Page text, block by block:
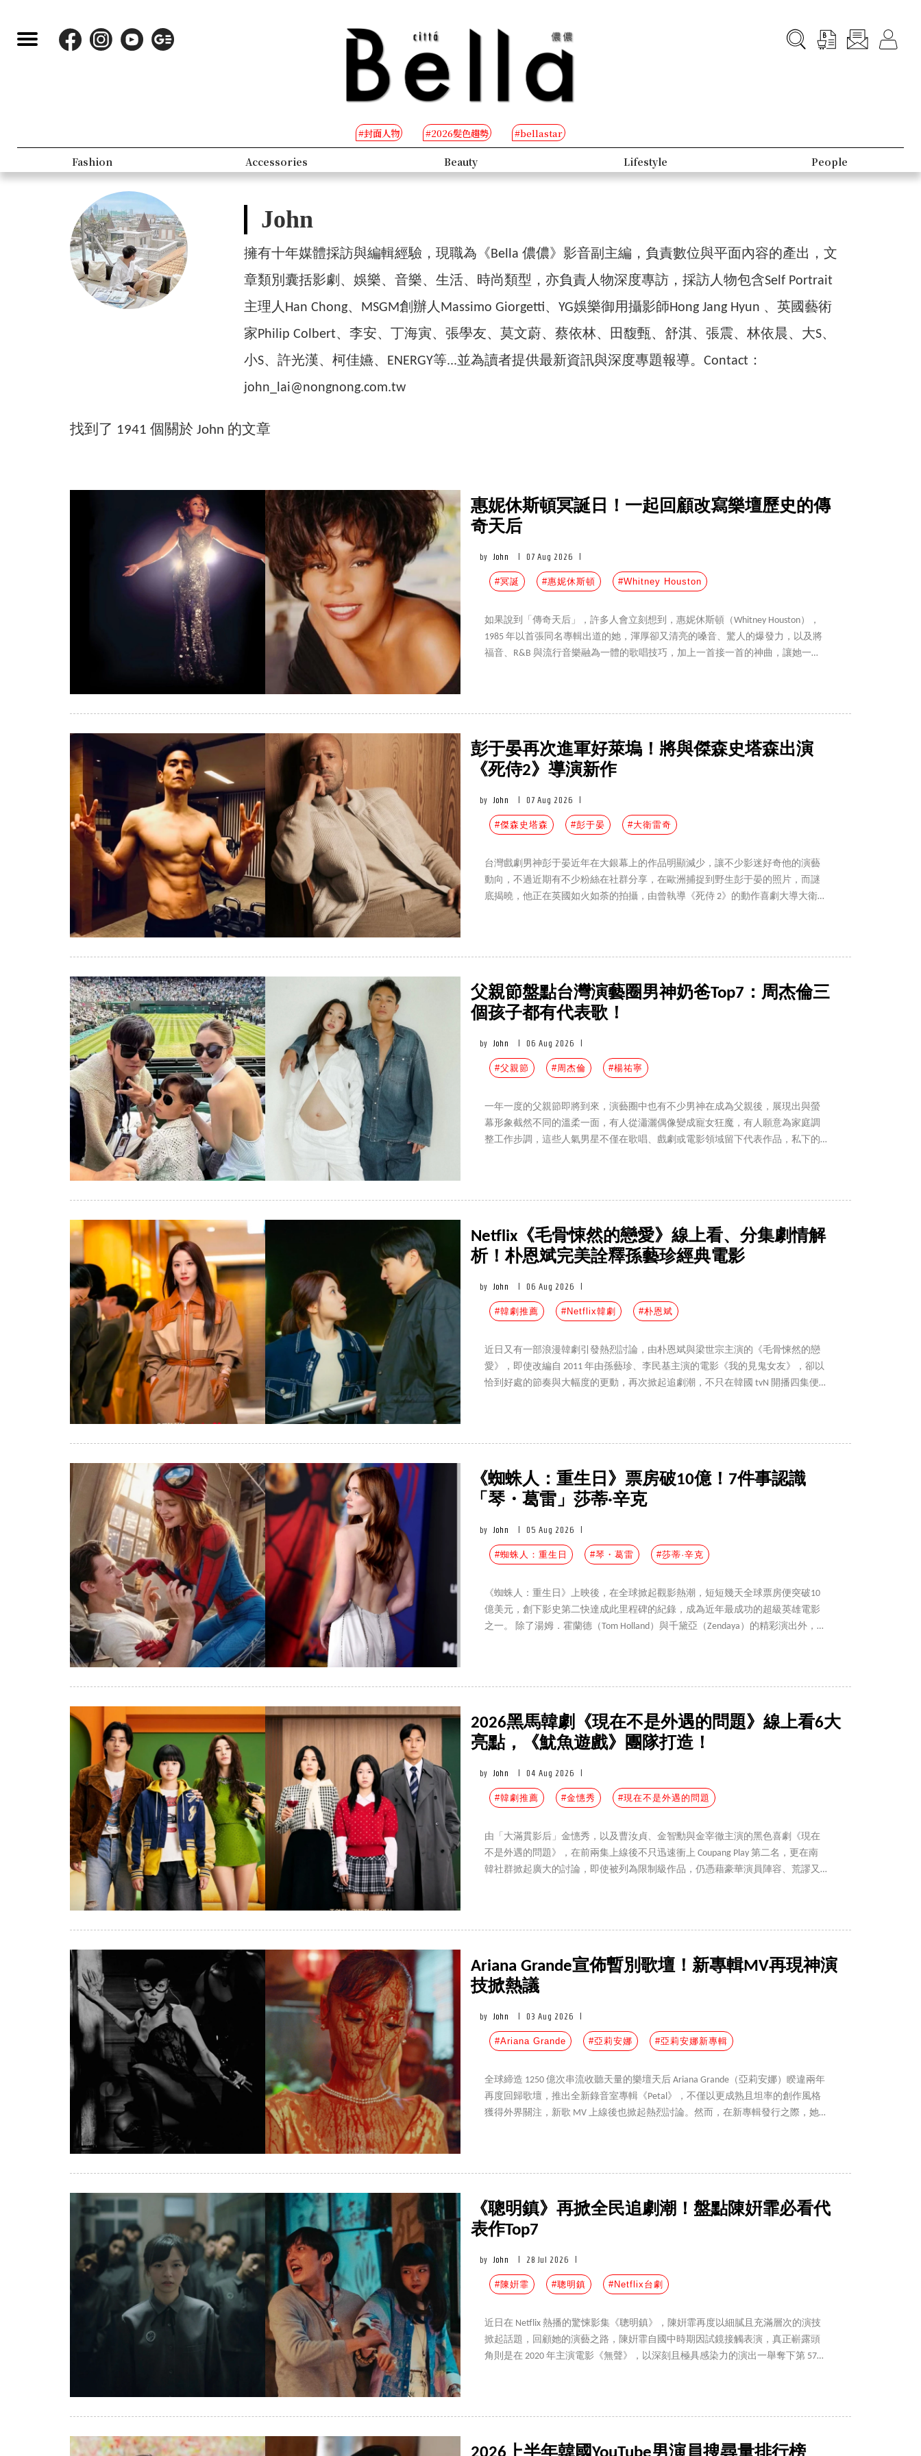
#封面人物 #2026髮色趨勢 #bellastar
Lifestyle People B-TV B-Club Topic
John
擁有十年媒體採訪與編輯經驗，現職為《Bella 儂儂》影音副主編，負責數位與平面內容的產出，文
章類別囊括影劇、娛樂、音樂、生活、時尚類型，亦負責人物深度專訪，採訪人物包含Self Portrait
主理人Han Chong、MSGM創辦人Massimo Giorgetti、YG娛樂御用攝影師Hong Jang Hyun 、英國藝術
家Philip Colbert、李安、丁海寅、張學友、莫文蔚、蔡依林、田馥甄、舒淇、張震、林依晨、大S、
小S、許光漢、柯佳嬿、ENERGY等...並為讀者提供最新資訊與深度專題報導。Contact：
john_lai@nongnong.com.tw
找到了 1941 個關於 John 的文章
惠妮休斯頓冥誕日！一起回顧改寫樂壇歷史的傳
奇天后
by John 07 Aug 2026
#冥誕 #惠妮休斯頓 #Whitney Houston
如果說到「傳奇天后」，許多人會立刻想到，惠妮休斯頓（Whitney Houston），
1985 年以首張同名專輯出道的她，渾厚卻又清亮的嗓音、驚人的爆發力，以及將
福音、R&B 與流行音樂融為一體的歌唱技巧，加上一首接一首的神曲，讓她一步
彭于晏再次進軍好萊塢！將與傑森史塔森出演
《死侍2》導演新作
by John 07 Aug 2026
#傑森史塔森 #彭于晏 #大衛雷奇
台灣戲劇男神彭于晏近年在大銀幕上的作品明顯減少，讓不少影迷好奇他的演藝
動向，不過近期有不少粉絲在社群分享，在歐洲捕捉到野生彭于晏的照片，而謎
底揭曉，他正在英國如火如荼的拍攝，由曾執導《死侍 2》的動作喜劇大導大衛雷
父親節盤點台灣演藝圈男神奶爸Top7：周杰倫三
個孩子都有代表歌！
by John 06 Aug 2026
#父親節 #周杰倫 #楊祐寧
一年一度的父親節即將到來，演藝圈中也有不少男神在成為父親後，展現出與螢
幕形象截然不同的溫柔一面，有人從瀟灑偶像變成寵女狂魔，有人願意為家庭調
整工作步調，這些人氣男星不僅在歌唱、戲劇或電影領域留下代表作品，私下的
Netflix《毛骨悚然的戀愛》線上看、分集劇情解
析！朴恩斌完美詮釋孫藝珍經典電影
by John 06 Aug 2026
#韓劇推薦 #Netflix韓劇 #朴恩斌
近日又有一部浪漫韓劇引發熱烈討論，由朴恩斌與梁世宗主演的《毛骨悚然的戀
愛》，即使改編自 2011 年由孫藝珍、李民基主演的電影《我的見鬼女友》，卻以
恰到好處的節奏與大幅度的更動，再次掀起追劇潮，不只在韓國 tvN 開播四集便
《蜘蛛人：重生日》票房破10億！7件事認識
「琴・葛雷」莎蒂·辛克
by John 05 Aug 2026
#蜘蛛人：重生日 #琴・葛雷 #莎蒂·辛克
《蜘蛛人：重生日》上映後，在全球掀起觀影熱潮，短短幾天全球票房便突破10
億美元，創下影史第二快達成此里程碑的紀錄，成為近年最成功的超級英雄電影
之一。 除了湯姆．霍蘭德（Tom Holland）與千黛亞（Zendaya）的精彩演出外，新
2026黑馬韓劇《現在不是外遇的問題》線上看6大
亮點，《魷魚遊戲》團隊打造！
by John 04 Aug 2026
#韓劇推薦 #金憓秀 #現在不是外遇的問題
由「大滿貫影后」金憓秀，以及曹汝貞、金智勳與金宰徹主演的黑色喜劇《現在
不是外遇的問題》，在前兩集上線後不只迅速衝上 Coupang Play 第二名，更在南
韓社群掀起廣大的討論，即使被列為限制級作品，仍憑藉豪華演員陣容、荒謬又
Ariana Grande宣佈暫別歌壇！新專輯MV再現神演
技掀熱議
by John 03 Aug 2026
#Ariana Grande #亞莉安娜 #亞莉安娜新專輯
全球締造 1250 億次串流收聽天量的樂壇天后 Ariana Grande（亞莉安娜）睽違兩年
再度回歸歌壇，推出全新錄音室專輯《Petal》，不僅以更成熟且坦率的創作風格
獲得外界關注，新歌 MV 上線後也掀起熱烈討論。然而，在新專輯發行之際，她
《聰明鎮》再掀全民追劇潮！盤點陳姸霏必看代
表作Top7
by John 28 Jul 2026
#陳姸霏 #聰明鎮 #Netflix台劇
近日在 Netflix 熱播的驚悚影集《聰明鎮》，陳姸霏再度以細膩且充滿層次的演技
掀起話題，回顧她的演藝之路，陳姸霏自國中時期因試鏡接觸表演，真正嶄露頭
角則是在 2020 年主演電影《無聲》，以深刻且極具感染力的演出一舉奪下第 57